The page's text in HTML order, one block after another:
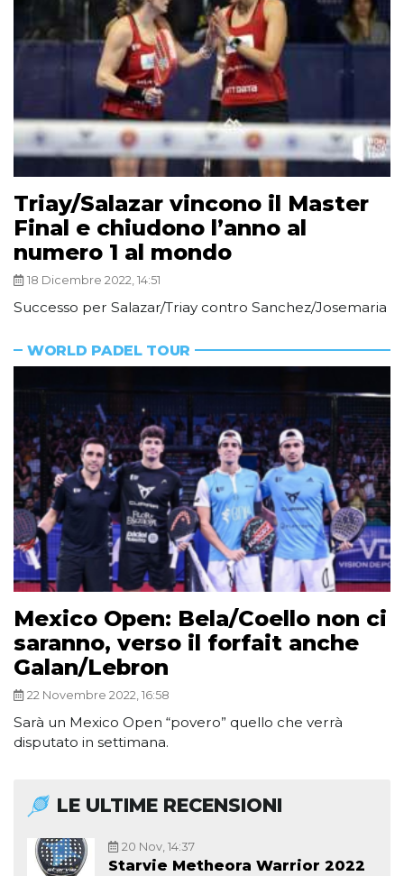
Triay/Salazar vincono il Master
Final e chiudono l’anno al
numero 1 al mondo
18 Dicembre 2022, 14:51
Successo per Salazar/Triay contro Sanchez/Josemaria
WORLD PADEL TOUR
Mexico Open: Bela/Coello non ci
saranno, verso il forfait anche
Galan/Lebron
22 Novembre 2022, 16:58
Sarà un Mexico Open “povero” quello che verrà
disputato in settimana.
LE ULTIME RECENSIONI
20 Nov, 14:37
Starvie Metheora Warrior 2022